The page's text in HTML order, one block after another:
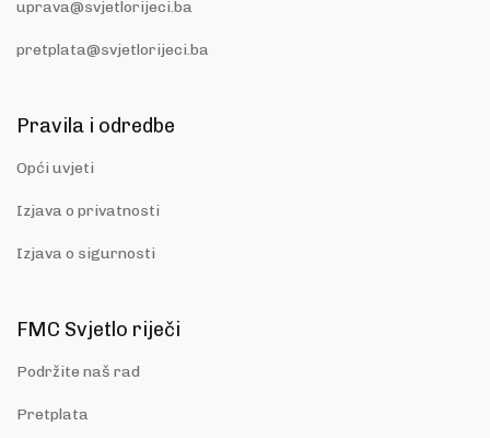
uprava@svjetlorijeci.ba
pretplata@svjetlorijeci.ba
Pravila i odredbe
Opći uvjeti
Izjava o privatnosti
Izjava o sigurnosti
FMC Svjetlo riječi
Podržite naš rad
Pretplata